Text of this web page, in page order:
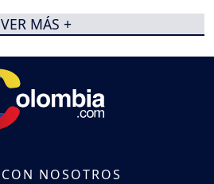
VER MÁS +
NOSOTROS